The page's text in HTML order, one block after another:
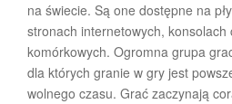
na świecie. Są one dostępne na
stronach internetowych, konsolach
komórkowych. Ogromna grupa
dla których granie w gry jest
wolnego czasu. Grać zaczynają